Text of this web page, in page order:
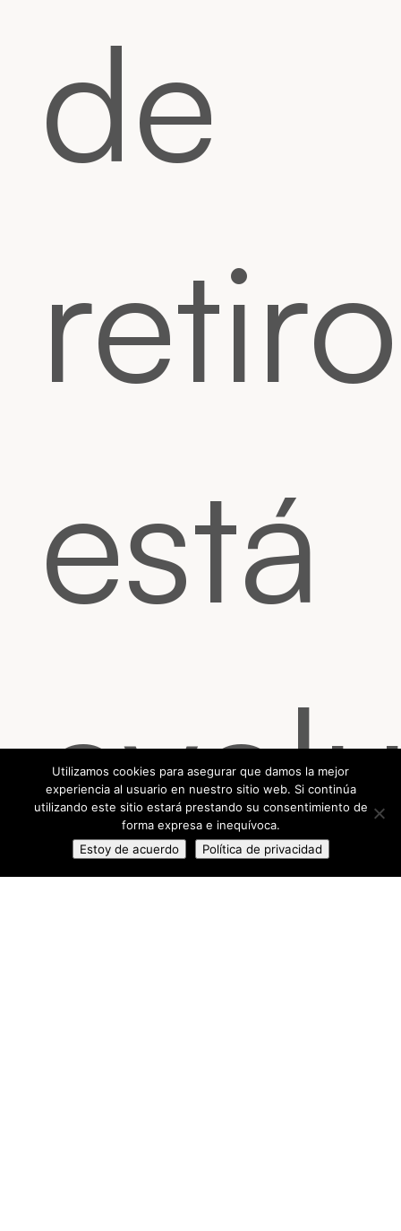
de
retiro
está
Utilizamos cookies para asegurar que damos la mejor
experiencia al usuario en nuestro sitio web. Si continúa
utilizando este sitio estará prestando su consentimiento de
forma expresa e inequívoca.
Estoy de acuerdo
Política de privacidad